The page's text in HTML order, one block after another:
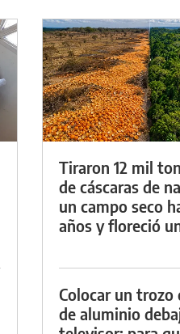
Tiraron 12 mil
de cáscaras de
un campo seco
años y floreció
Colocar un trozo
de aluminio